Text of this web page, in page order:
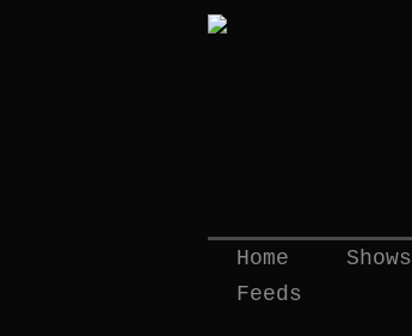
Home Shows
Feeds